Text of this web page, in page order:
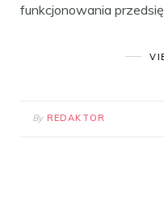
funkcjonowania
By REDAKTOR